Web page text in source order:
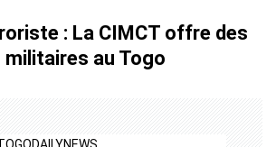
: La CIMCT offre des
au Togo